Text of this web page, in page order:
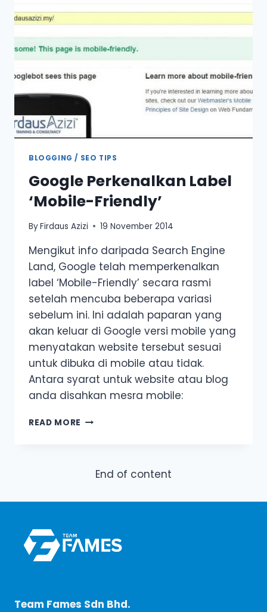
BLOGGING / SEO TIPS
Google Perkenalkan Label
‘Mobile-Friendly’
ByFirdaus Azizi 19 November 2014
Mengikut info daripada Search Engine
Land, Google telah memperkenalkan
label ‘Mobile-Friendly’ secara rasmi
setelah mencuba beberapa variasi
sebelum ini. Ini adalah paparan yang
akan keluar di Google versi mobile yang
menyatakan website tersebut sesuai
untuk dibuka di mobile atau tidak.
Antara syarat untuk website atau blog
anda disahkan mesra mobile:
READ MORE GOOGLE
FRIENDLY’
End of content
Team Fames Sdn Bhd.